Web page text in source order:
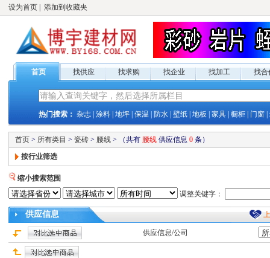
设为首页 添加到收藏夹
首页 找供应 找求购 找企业 找加工 找合
热门搜索： 杂志 涂料 地坪 保温 防水 壁纸 地板 家具 橱柜 门窗
首页 > 所有类目 > 瓷砖 > 腰线 > （共有 腰线 供应信息 0 条）
按行业筛选
缩小搜索范围
调整关键字：
供应信息
供应信息/公司